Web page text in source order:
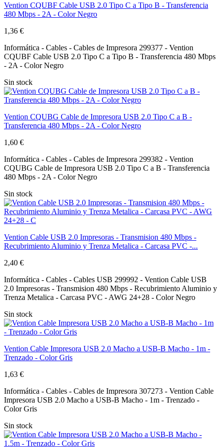
Vention CQUBF Cable USB 2.0 Tipo C a Tipo B - Transferencia
480 Mbps - 2A - Color Negro
1,36 €
Informática - Cables - Cables de Impresora 299377 - Vention
CQUBF Cable USB 2.0 Tipo C a Tipo B - Transferencia 480 Mbps
- 2A - Color Negro
Sin stock
Vention CQUBG Cable de Impresora USB 2.0 Tipo C a B -
Transferencia 480 Mbps - 2A - Color Negro
1,60 €
Informática - Cables - Cables de Impresora 299382 - Vention
CQUBG Cable de Impresora USB 2.0 Tipo C a B - Transferencia
480 Mbps - 2A - Color Negro
Sin stock
Vention Cable USB 2.0 Impresoras - Transmision 480 Mbps -
Recubrimiento Aluminio y Trenza Metalica - Carcasa PVC -...
2,40 €
Informática - Cables - Cables USB 299992 - Vention Cable USB
2.0 Impresoras - Transmision 480 Mbps - Recubrimiento Aluminio y
Trenza Metalica - Carcasa PVC - AWG 24+28 - Color Negro
Sin stock
Vention Cable Impresora USB 2.0 Macho a USB-B Macho - 1m -
Trenzado - Color Gris
1,63 €
Informática - Cables - Cables de Impresora 307273 - Vention Cable
Impresora USB 2.0 Macho a USB-B Macho - 1m - Trenzado -
Color Gris
Sin stock